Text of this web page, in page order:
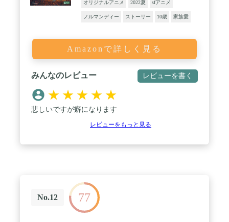
オリジナルアニメ 2022夏 sfアニメ
ノルマンディー ストーリー 10歳 家族愛
Amazonで詳しく見る
みんなのレビュー レビューを書く
★ ★ ★ ★ ★
悲しいですが癖になります
レビューをもっと見る
No.12 77